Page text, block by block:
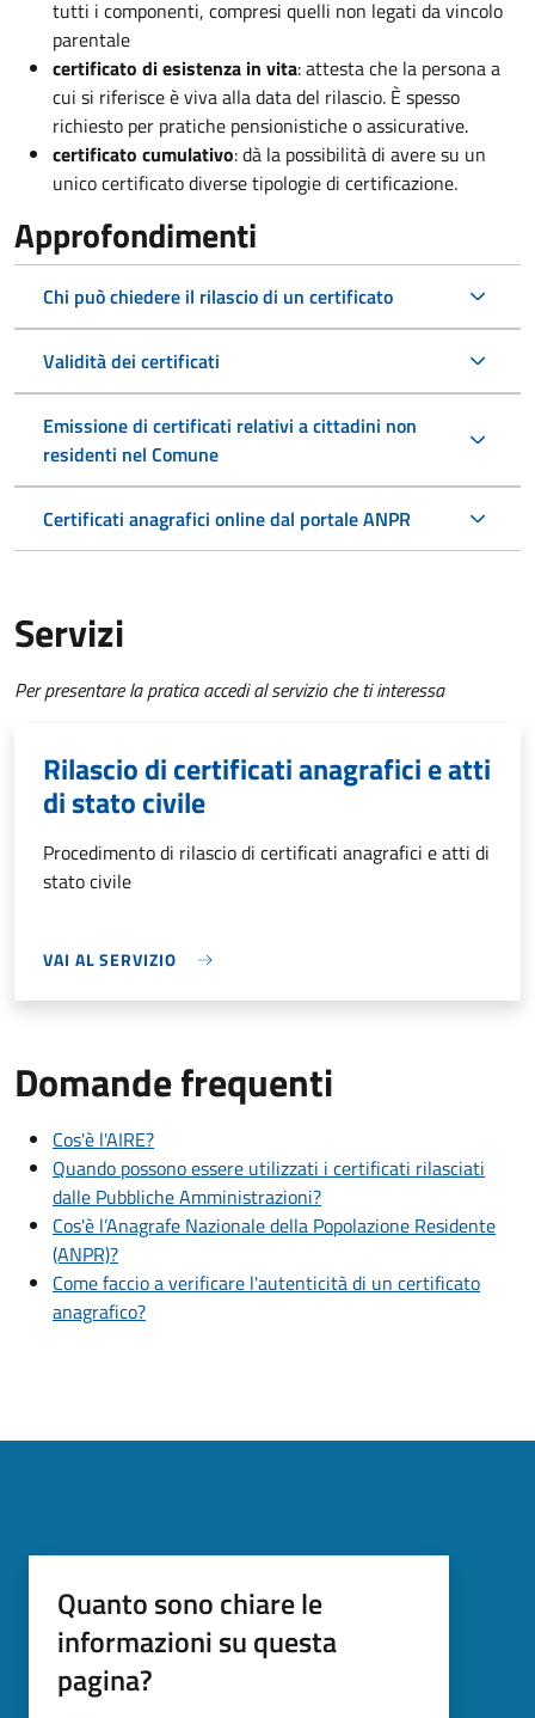
tutti i componenti, compresi quelli non legati da vincolo
parentale
certificato di esistenza in vita: attesta che la persona a
cui si riferisce è viva alla data del rilascio. È spesso
richiesto per pratiche pensionistiche o assicurative.
certificato cumulativo: dà la possibilità di avere su un
unico certificato diverse tipologie di certificazione.
Approfondimenti
Chi può chiedere il rilascio di un certificato
Validità dei certificati
Emissione di certificati relativi a cittadini non
residenti nel Comune
Certificati anagrafici online dal portale ANPR
Servizi
Per presentare la pratica accedi al servizio che ti interessa
Rilascio di certificati anagrafici e atti
di stato civile
Procedimento di rilascio di certificati anagrafici e atti di
stato civile
VAI AL SERVIZIO
Domande frequenti
Cos'è l'AIRE?
Quando possono essere utilizzati i certificati rilasciati
dalle Pubbliche Amministrazioni?
Cos'è l’Anagrafe Nazionale della Popolazione Residente
(ANPR)?
Come faccio a verificare l'autenticità di un certificato
anagrafico?
Quanto sono chiare le
informazioni su questa
pagina?